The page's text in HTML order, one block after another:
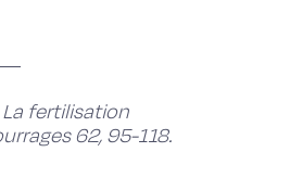
fertilisation
62, 95-118.